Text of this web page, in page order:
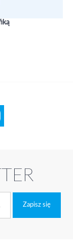
Zapisz się